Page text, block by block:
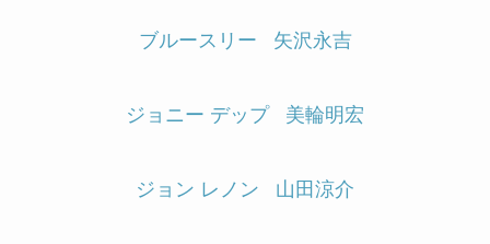
ブルースリー 矢沢永吉
ジョニー デップ 美輪明宏
ジョン レノン 山田涼介